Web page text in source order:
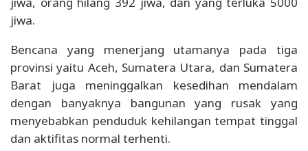
jiwa.
Bencana yang menerjang utamanya pada tiga
provinsi yaitu Aceh, Sumatera Utara, dan Sumatera
Barat juga meninggalkan kesedihan mendalam
dengan banyaknya bangunan yang rusak yang
menyebabkan penduduk kehilangan tempat tinggal
dan aktifitas normal terhenti.